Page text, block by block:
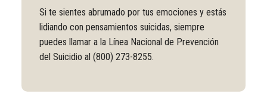
Si te sientes abrumado por tus emociones y estás
lidiando con pensamientos suicidas, siempre
puedes llamar a la Línea Nacional de Prevención
del Suicidio al (800) 273-8255.